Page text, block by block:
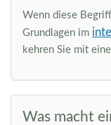
Wenn diese
Grundlagen im
kehren Sie mit
Was macht